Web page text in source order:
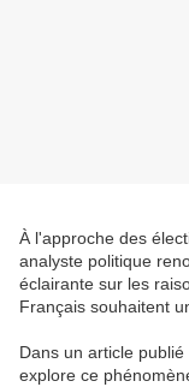
À l'approche des
analyste politique
éclairante sur les
Français souhaitent
Dans un article publié
explore ce